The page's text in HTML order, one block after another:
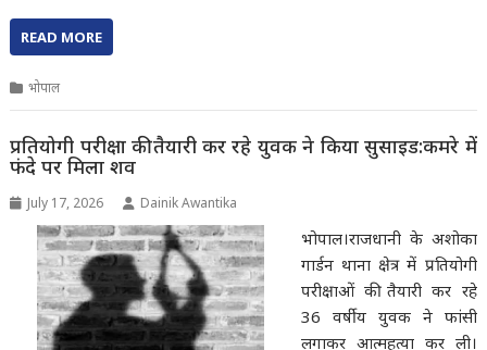
READ MORE
भोपाल
प्रतियोगी परीक्षा की तैयारी कर रहे युवक ने किया सुसाइड:कमरे में
फंदे पर मिला शव
July 17, 2026 Dainik Awantika
भोपाल।राजधानी के अशोका
गार्डन थाना क्षेत्र में प्रतियोगी
परीक्षाओं की तैयारी कर रहे
36 वर्षीय युवक ने फांसी
लगाकर आत्महत्या कर ली।